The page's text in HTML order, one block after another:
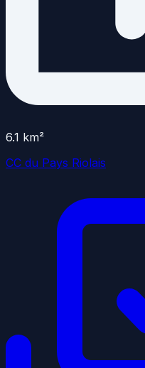
6.1 km²
CC du Pays Riolais